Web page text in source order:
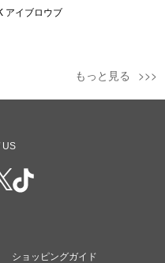
アイブロウブ
もっと見る
US
ショッピングガイド